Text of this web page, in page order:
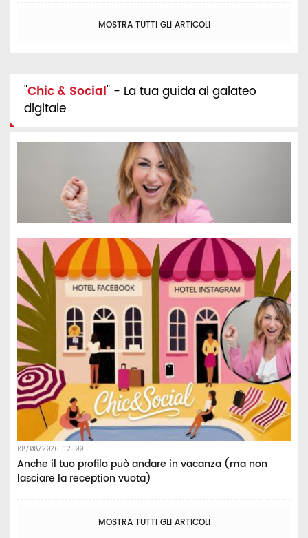
MOSTRA TUTTI GLI ARTICOLI
"Chic & Social" - La tua guida al galateo
digitale
08/08/2026 12:00
Anche il tuo profilo può andare in vacanza (ma non
lasciare la reception vuota)
MOSTRA TUTTI GLI ARTICOLI